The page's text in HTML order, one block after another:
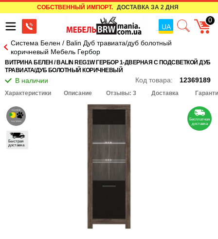
СОБСТВЕННЫЙ ИМПОРТ. ДОСТАВКА ЗА 2 ДНЯ
UA
0
Система Белен / Balin Дуб травиата/дуб болотный
коричневый Мебель Гербор
ВИТРИНА БЕЛЕН / BALIN REG1W ГЕРБОР 1-ДВЕРНАЯ С ПОДСВЕТКОЙ ДУБ
ТРАВИАТА/ДУБ БОЛОТНЫЙ КОРИЧНЕВЫЙ
Код товара: 12369189
Характеристики Описание Отзывы: 3 Доставка